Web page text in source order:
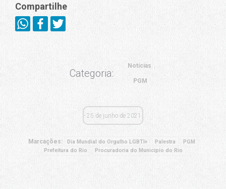
Compartilhe
Categoria:
Notícias
PGM
25 de junho de 2021
Marcações: Dia Mundial do Orgulho LGBTI+ Palestra
PGM
Prefeitura do Rio
Procuradoria do Município do Rio